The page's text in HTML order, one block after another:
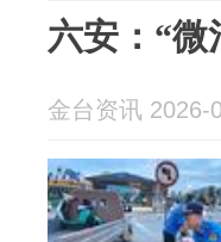
六安：“微
金台资讯 2026-